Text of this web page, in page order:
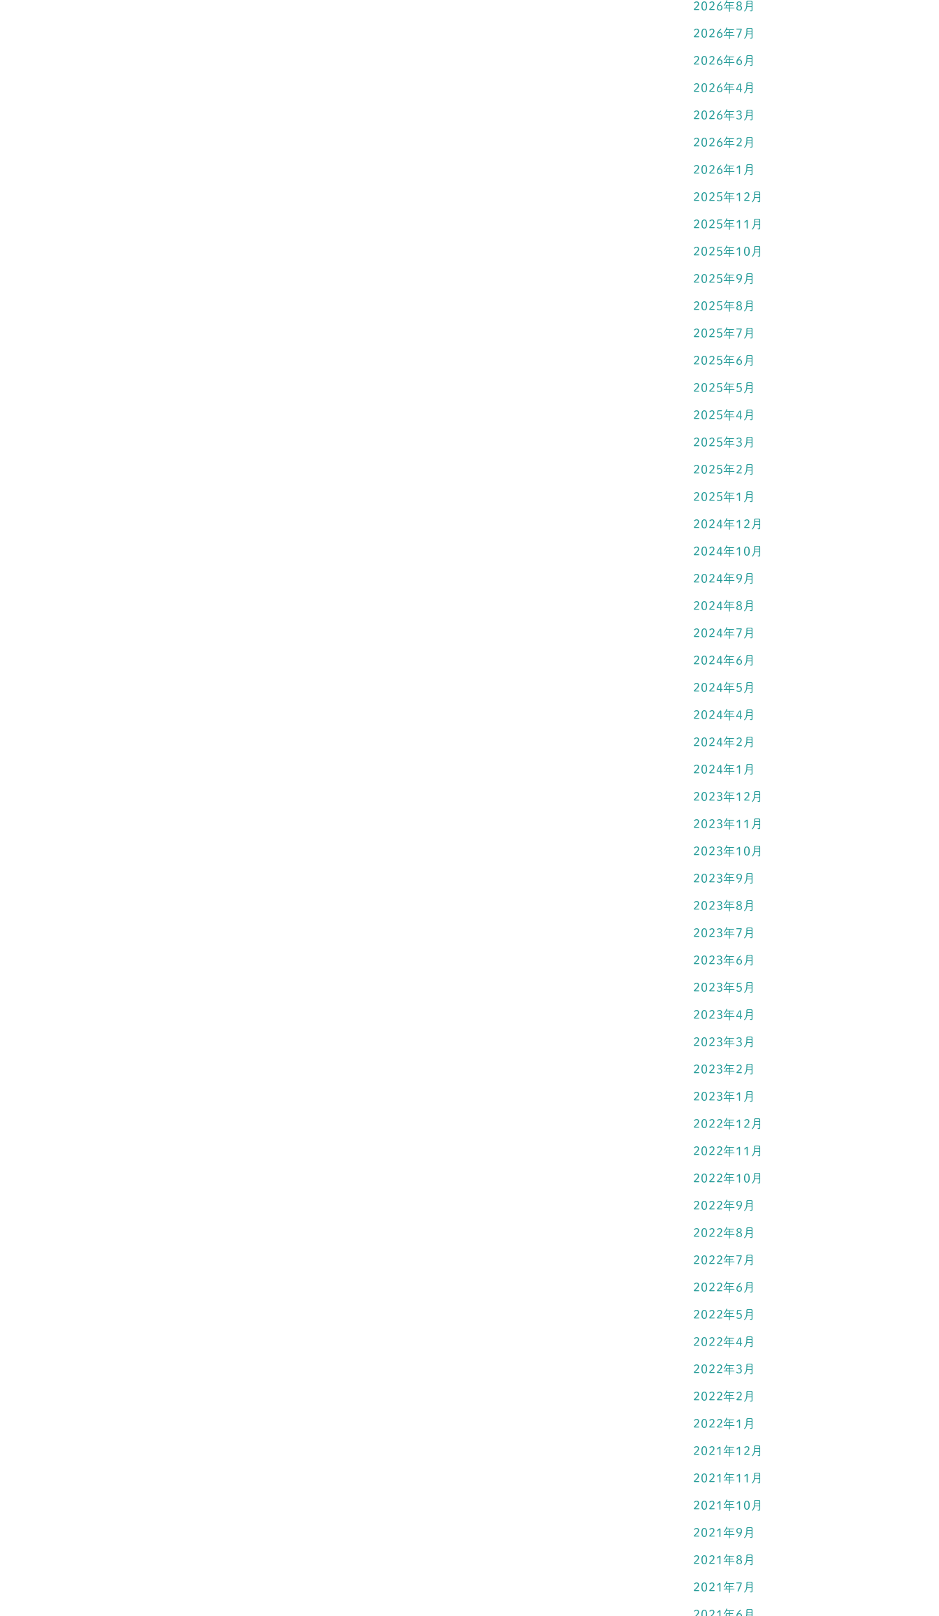
2026年8月
2026年7月
2026年6月
2026年4月
2026年3月
2026年2月
2026年1月
2025年12月
2025年11月
2025年10月
2025年9月
2025年8月
2025年7月
2025年6月
2025年5月
2025年4月
2025年3月
2025年2月
2025年1月
2024年12月
2024年10月
2024年9月
2024年8月
2024年7月
2024年6月
2024年5月
2024年4月
2024年2月
2024年1月
2023年12月
2023年11月
2023年10月
2023年9月
2023年8月
2023年7月
2023年6月
2023年5月
2023年4月
2023年3月
2023年2月
2023年1月
2022年12月
2022年11月
2022年10月
2022年9月
2022年8月
2022年7月
2022年6月
2022年5月
2022年4月
2022年3月
2022年2月
2022年1月
2021年12月
2021年11月
2021年10月
2021年9月
2021年8月
2021年7月